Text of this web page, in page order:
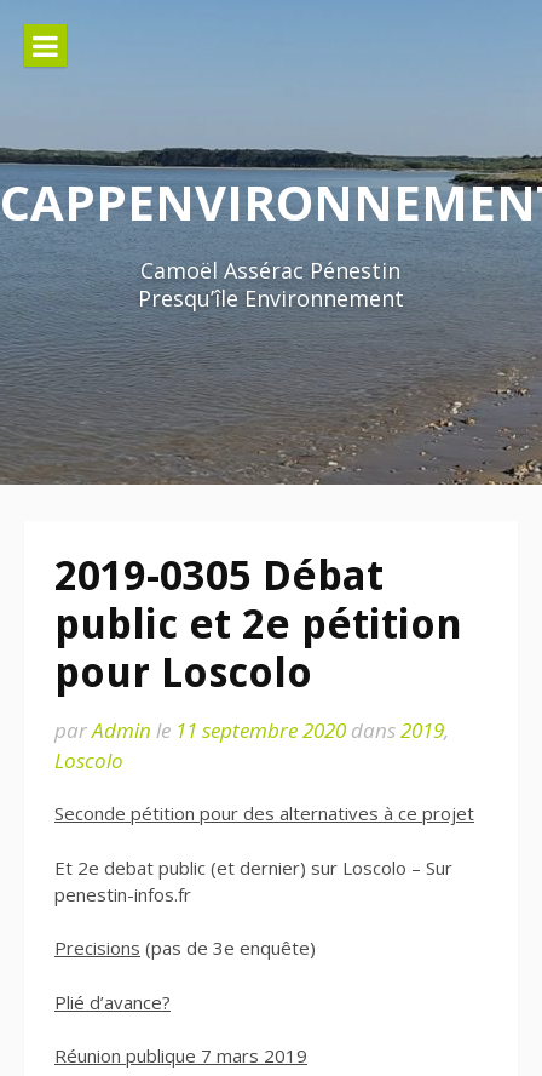
contenu
Camoël Assérac Pénestin
Presqu’île Environnement
2019-0305 Débat
public et 2e pétition
pour Loscolo
parAdmin le 11 septembre 2020 dans2019,
Loscolo
Seconde pétition pour des alternatives à ce projet
Et 2e debat public (et dernier) sur Loscolo – Sur
penestin-infos.fr
Precisions (pas de 3e enquête)
Plié d’avance?
Réunion publique 7 mars 2019